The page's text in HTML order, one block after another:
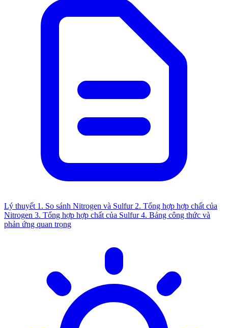
Lý thuyết 1. So sánh Nitrogen và Sulfur 2. Tổng hợp hợp chất của
Nitrogen 3. Tổng hợp hợp chất của Sulfur4. Bảng công thức và
phản ứng quan trọng